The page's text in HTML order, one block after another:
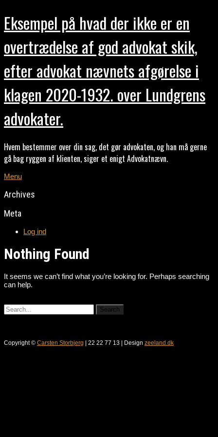
Eksempel på hvad der ikke er en
overtrædelse af god advokat skik,
efter advokat nævnets afgørelse i
klagen 2020-1932. over Lundgrens
advokater.
Hvem bestemmer over din sag, det gør advokaten, og han må gerne
gå bag ryggen af klienten, siger et enigt Advokatnævn.
Menu
Archives
Meta
Log ind
Nothing Found
It seems we can’t find what you’re looking for. Perhaps searching
can help.
Copyright © Carsten Storbjerg | 22 22 77 13 | Design zeeland.dk